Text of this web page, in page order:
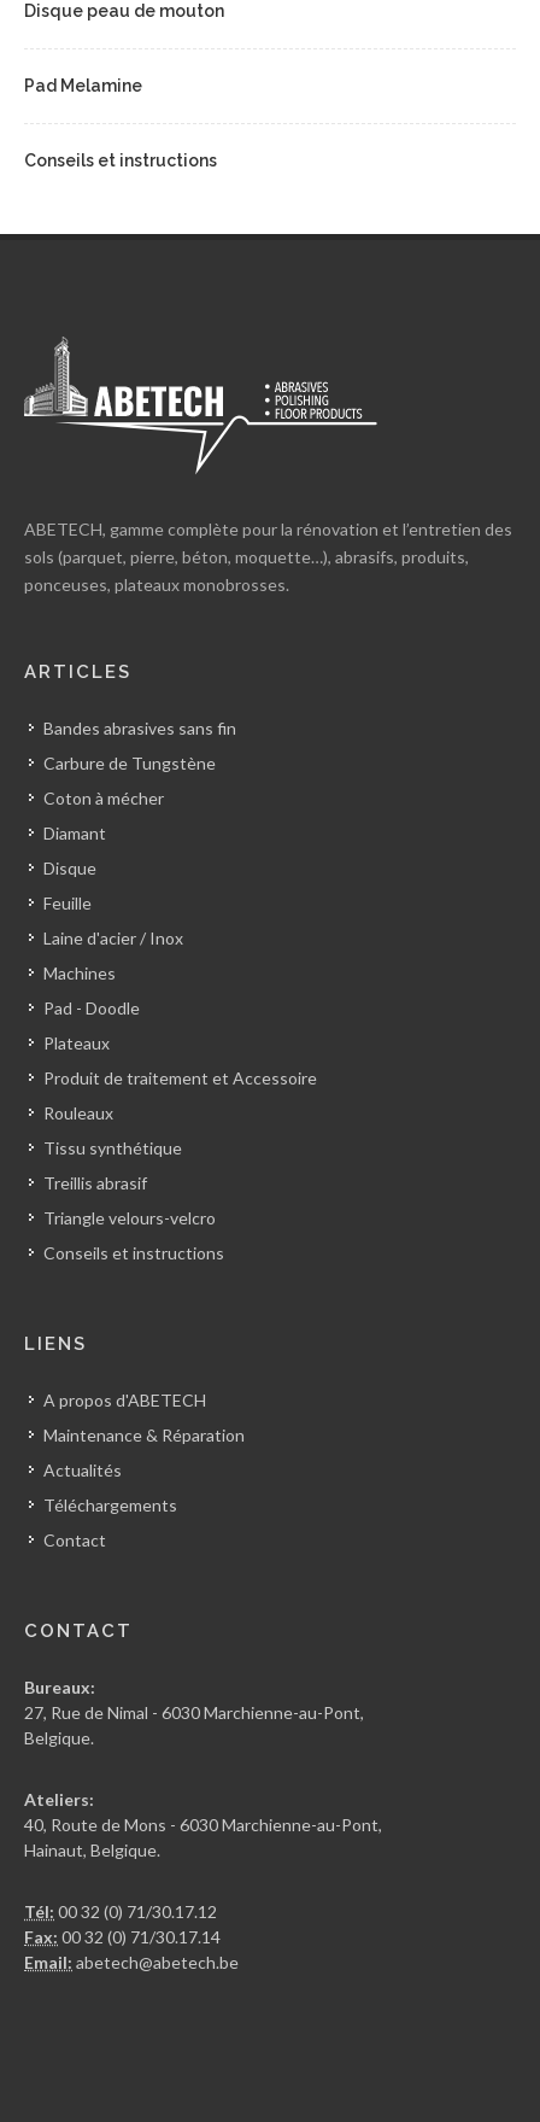
Disque peau de mouton
Pad Melamine
Conseils et instructions
ABETECH, gamme complète pour la rénovation et l’entretien des
sols (parquet, pierre, béton, moquette…), abrasifs, produits,
ponceuses, plateaux monobrosses.
ARTICLES
Bandes abrasives sans fin
Carbure de Tungstène
Coton à mécher
Diamant
Disque
Feuille
Laine d'acier / Inox
Machines
Pad - Doodle
Plateaux
Produit de traitement et Accessoire
Rouleaux
Tissu synthétique
Treillis abrasif
Triangle velours-velcro
Conseils et instructions
LIENS
A propos d'ABETECH
Maintenance & Réparation
Actualités
Téléchargements
Contact
CONTACT
Bureaux:
27, Rue de Nimal - 6030 Marchienne-au-Pont,
Belgique.
Ateliers:
40, Route de Mons - 6030 Marchienne-au-Pont,
Hainaut, Belgique.
Tél: 00 32 (0) 71/30.17.12
Fax: 00 32 (0) 71/30.17.14
Email: abetech@abetech.be